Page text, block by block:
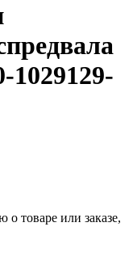
1029129-
товаре или заказе,